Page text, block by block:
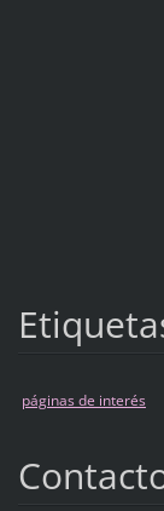
páginas de interés